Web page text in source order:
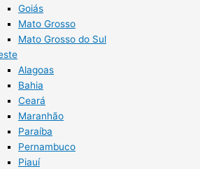
Goiás
Mato Grosso
Mato Grosso do Sul
Alagoas
Bahia
Ceará
Maranhão
Paraíba
Pernambuco
Piauí